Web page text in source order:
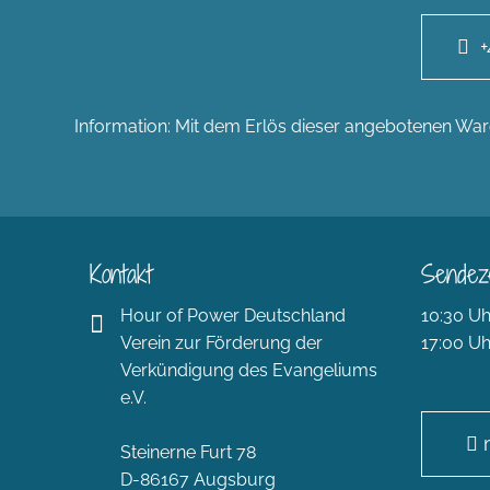
Information: Mit dem Erlös dieser angebotenen
Kontakt
Hour of Power Deutschland
Verein zur Förderung der
Verkündigung des Evangeliums
e.V.
Steinerne Furt 78
D-86167 Augsburg
10:30
17:00